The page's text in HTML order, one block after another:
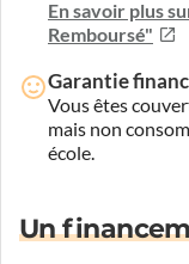
En savoir plus
Remboursé"
Garantie
Vous êtes
mais non
école.
Un